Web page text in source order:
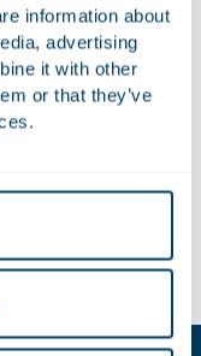
information about
advertising
it with other
or that they’ve
verduurzaming
Door deze
wij nog meer
van